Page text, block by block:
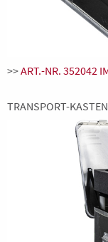
>>ART.-NR. 352042
TRANSPORT-